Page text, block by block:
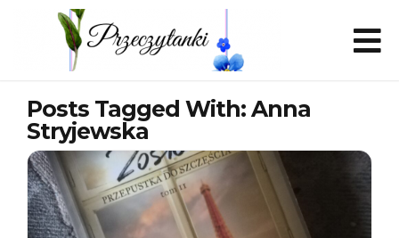
Posts Tagged With: Anna
Stryjewska